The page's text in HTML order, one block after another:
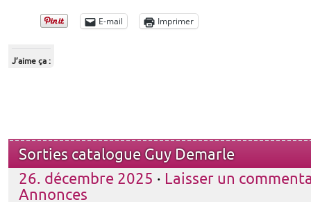
E-mail Imprimer
J’aime ça :
Sorties catalogue Guy Demarle
26. décembre 2025 · Laisser un
Annonces